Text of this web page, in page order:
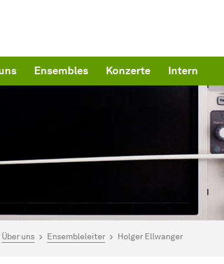
Ensembles Konzerte Intern
hier:
Über uns Ensembleleiter Holger Ellwanger